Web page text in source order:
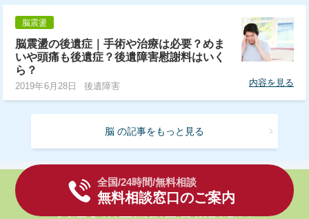
脳震盪
脳震盪の後遺症｜手術や治療は必要？めま
いや頭痛も後遺症？後遺障害慰謝料はいく
ら？
2019年6月28日 後遺障害 内容を見る
脳 の記事をもっと見る
全国/24時間/無料相談
無料相談窓口のご案内